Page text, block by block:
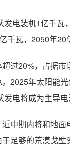
电装机1亿千
瓦，2050年20
过20%，占据
2025年太阳能
电将成为主导电
中期内将和地
足够的荒漠戈